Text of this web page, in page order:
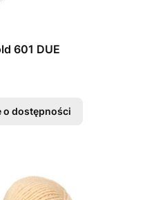
601 DUE
o dostępności